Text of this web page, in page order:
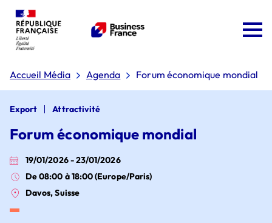
Team France Export
Plan Osez l'export
Accueil Média Agenda Forum économique mondial
Export Attractivité
Forum économique mondial
19/01/2026 - 23/01/2026
De 08:00 à 18:00 (Europe/Paris)
Davos, Suisse